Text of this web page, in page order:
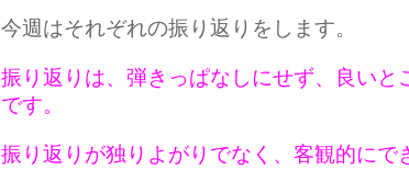
今週はそれぞれの振り返りをします。
振り返りは、弾きっぱなしにせず、良いと
です。
振り返りが独りよがりでなく、客観的にで